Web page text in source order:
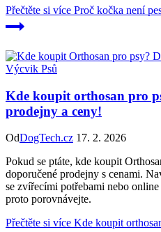
Přečtěte si více Proč kočka není
Výcvik Psů
Kde koupit orthosan pro
prodejny a ceny!
OdDogTech.cz 17. 2. 2026
Pokud se ptáte, kde koupit
doporučené prodejny s cenami.
se zvířecími potřebami nebo
proto porovnávejte.
Přečtěte si více Kde koupit